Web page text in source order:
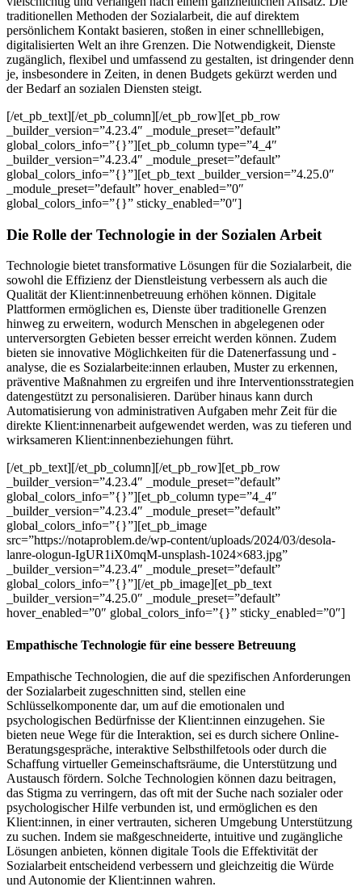
traditionellen Methoden der Sozialarbeit, die auf direktem
persönlichem Kontakt basieren, stoßen in einer schnelllebigen,
digitalisierten Welt an ihre Grenzen. Die Notwendigkeit, Dienste
zugänglich, flexibel und umfassend zu gestalten, ist dringender denn
je, insbesondere in Zeiten, in denen Budgets gekürzt werden und
der Bedarf an sozialen Diensten steigt.
[/et_pb_text][/et_pb_column][/et_pb_row][et_pb_row
_builder_version=”4.23.4″ _module_preset=”default”
global_colors_info=”{}”][et_pb_column type=”4_4″
_builder_version=”4.23.4″ _module_preset=”default”
global_colors_info=”{}”][et_pb_text _builder_version=”4.25.0″
_module_preset=”default” hover_enabled=”0″
global_colors_info=”{}” sticky_enabled=”0″]
Die Rolle der Technologie in der Sozialen Arbeit
Technologie bietet transformative Lösungen für die Sozialarbeit, die
sowohl die Effizienz der Dienstleistung verbessern als auch die
Qualität derKlient:innenbetreuung erhöhen können. Digitale
Plattformen ermöglichen es, Dienste über traditionelle Grenzen
hinweg zu erweitern, wodurch Menschen in abgelegenen oder
unterversorgten Gebieten besser erreicht werden können. Zudem
bieten sie innovative Möglichkeiten für die Datenerfassung und -
analyse, die es Sozialarbeite:innen erlauben, Muster zu erkennen,
präventive Maßnahmen zu ergreifen und ihre Interventionsstrategien
datengestützt zu personalisieren. Darüber hinaus kann durch
Automatisierung von administrativen Aufgaben mehr Zeit für die
direkte Klient:innenarbeit aufgewendet werden, was zu tieferen und
wirksameren Klient:innenbeziehungen führt.
[/et_pb_text][/et_pb_column][/et_pb_row][et_pb_row
_builder_version=”4.23.4″ _module_preset=”default”
global_colors_info=”{}”][et_pb_column type=”4_4″
_builder_version=”4.23.4″ _module_preset=”default”
global_colors_info=”{}”][et_pb_image
src=”https://notaproblem.de/wp-content/uploads/2024/03/desola-
lanre-ologun-IgUR1iX0mqM-unsplash-1024×683.jpg”
_builder_version=”4.23.4″ _module_preset=”default”
global_colors_info=”{}”][/et_pb_image][et_pb_text
_builder_version=”4.25.0″ _module_preset=”default”
hover_enabled=”0″ global_colors_info=”{}” sticky_enabled=”0″]
Empathische Technologie für eine bessere Betreuung
Empathische Technologien, die auf die spezifischen Anforderungen
der Sozialarbeit zugeschnitten sind, stellen eine
Schlüsselkomponente dar, um auf die emotionalen und
psychologischen Bedürfnisse derKlient:innen einzugehen. Sie
bieten neue Wege für die Interaktion, sei es durch sichere Online-
Beratungsgespräche, interaktive Selbsthilfetools oder durch die
Schaffung virtueller Gemeinschaftsräume, die Unterstützung und
Austausch fördern. Solche Technologien können dazu beitragen,
das Stigma zu verringern, das oft mit der Suche nach sozialer oder
psychologischer Hilfe verbunden ist, und ermöglichen es den
Klient:innen, in einer vertrauten, sicheren Umgebung Unterstützung
zu suchen. Indem sie maßgeschneiderte, intuitive und zugängliche
Lösungen anbieten, können digitale Tools die Effektivität der
Sozialarbeit entscheidend verbessern und gleichzeitig die Würde
und Autonomie derKlient:innen wahren.